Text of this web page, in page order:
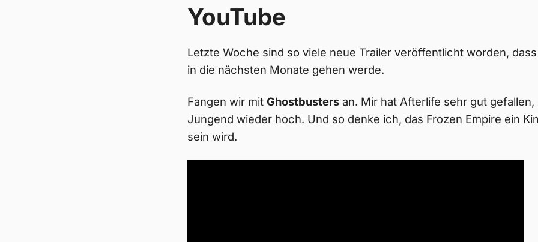
YouTube
Letzte Woche sind so viele neue Trailer veröffentlicht worden,
in die nächsten Monate gehen werde.
Fangen wir mit Ghostbusters an. Mir hat Afterlife sehr gut gefallen,
Jungend wieder hoch. Und so denke ich, das Frozen Empire ein
sein wird.